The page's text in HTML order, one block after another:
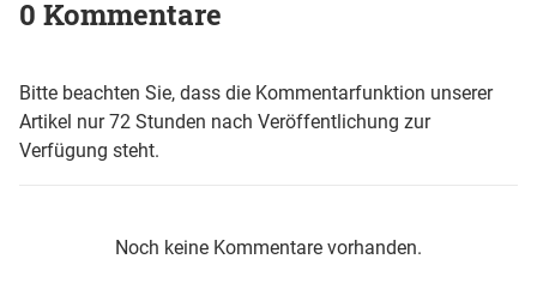
0 Kommentare
Bitte beachten Sie, dass die Kommentarfunktion unserer
Artikel nur 72 Stunden nach Veröffentlichung zur
Verfügung steht.
Noch keine Kommentare vorhanden.